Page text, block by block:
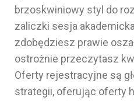
brzoskwiniowy styl do
zaliczki sesja
zdobędziesz prawie
ostrożnie przeczytasz
Oferty rejestracyjne są
strategii, oferując oferty